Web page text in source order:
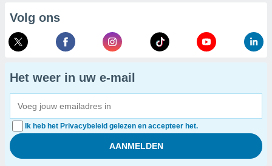
Volg ons
Het weer in uw e-mail
Ik heb het Privacybeleid gelezen en accepteer het.